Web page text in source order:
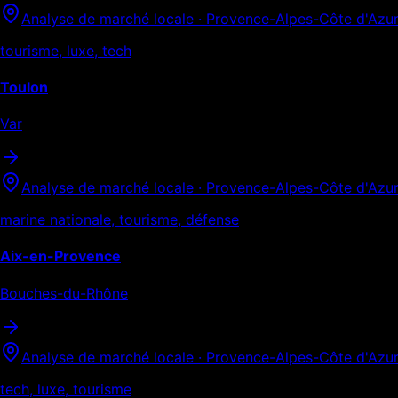
Analyse de marché locale · Provence-Alpes-Côte d'Azur
tourisme, luxe, tech
Toulon
Var
Analyse de marché locale · Provence-Alpes-Côte d'Azur
marine nationale, tourisme, défense
Aix-en-Provence
Bouches-du-Rhône
Analyse de marché locale · Provence-Alpes-Côte d'Azur
tech, luxe, tourisme